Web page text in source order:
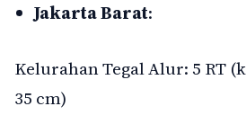
Jakarta Barat:
Kelurahan Tegal Alur: 5 RT
35 cm)